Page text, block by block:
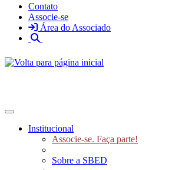
Contato
Associe-se
Área do Associado
Toggle navigation
Institucional
Associe-se. Faça parte!
Sobre a SBED